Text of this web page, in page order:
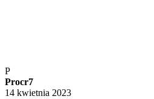
P
Procr7
14 kwietnia 2023